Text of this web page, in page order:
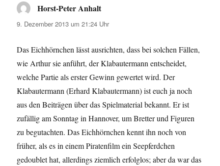
Horst-Peter Anhaltsagt:
9. Dezember 2013 um 21:24 Uhr
Das Eichhörnchen lässt ausrichten, dass bei solchen Fällen,
wie Arthur sie anführt, der Klabautermann entscheidet,
welche Partie als erster Gewinn gewertet wird. Der
Klabautermann (Erhard Klabautermann) ist euch ja noch
aus den Beiträgen über das Spielmaterial bekannt. Er ist
zufällig am Sonntag in Hannover, um Bretter und Figuren
zu begutachten. Das Eichhörnchen kennt ihn noch von
früher, als es in einem Piratenfilm ein Seepferdchen
gedoublet hat, allerdings ziemlich erfolglos; aber da war das